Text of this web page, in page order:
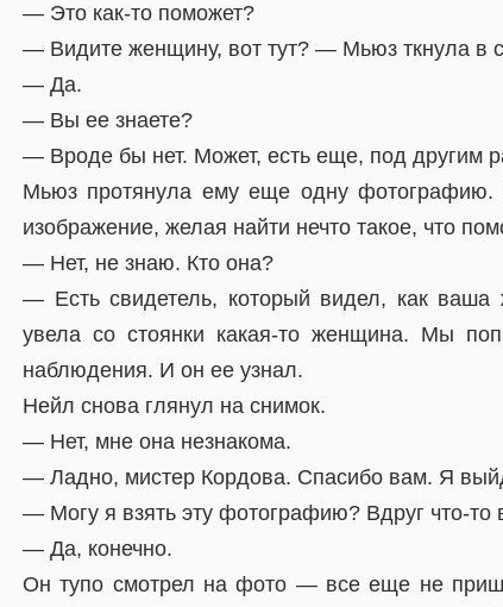
— Это как-то поможет?
— Видите женщину, вот тут? — Мьюз ткнула в
— Да.
— Вы ее знаете?
— Вроде бы нет. Может, есть еще, под другим
Мьюз протянула ему еще одну фотографию.
изображение, желая найти нечто такое, что
— Нет, не знаю. Кто она?
— Есть свидетель, который видел, как
увела со стоянки какая-то женщина. Мы
наблюдения. И он ее узнал.
Нейл снова глянул на снимок.
— Нет, мне она незнакома.
— Ладно, мистер Кордова. Спасибо вам. Я
— Могу я взять эту фотографию? Вдруг что-то
— Да, конечно.
Он тупо смотрел на фото — все еще не